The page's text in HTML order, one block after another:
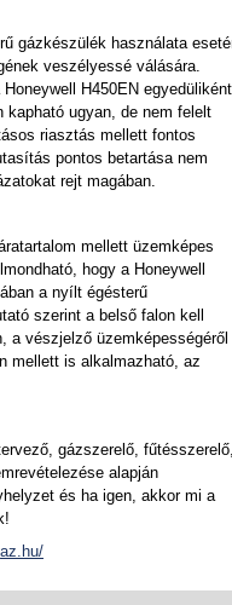
gázkészülék használata
veszélyessé válására.
H450EN egyedüliként
kapható ugyan, de nem felelt
riasztás mellett fontos
pontos betartása nem
rejt magában.
mellett üzemképes
hogy a Honeywell
a nyílt égésterű
szerint a belső falon kell
a vészjelző üzemképességéről
mellett is alkalmazható, az
gázszerelő,
alapján
és ha igen, akkor mi a